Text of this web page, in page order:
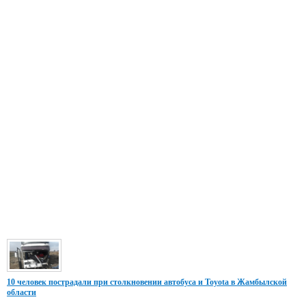
10 человек пострадали при столкновении автобуса и Toyota в Жамбылской
области